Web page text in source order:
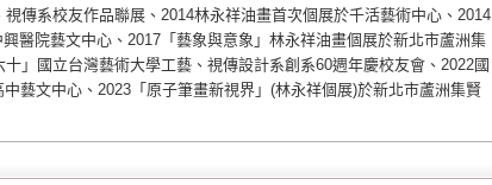
傳系校友作品聯展、2014林永祥油畫首次個展於千活藝術中心、2014
醫院藝文中心、2017「藝象與意象」林永祥油畫個展於新北市蘆洲集
」國立台灣藝術大學工藝、視傳設計系創系60週年慶校友會、2022國
藝文中心、2023「原子筆畫新視界」(林永祥個展)於新北市蘆洲集賢